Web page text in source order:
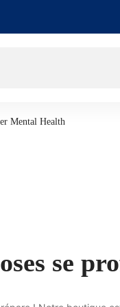
Mental Health
se